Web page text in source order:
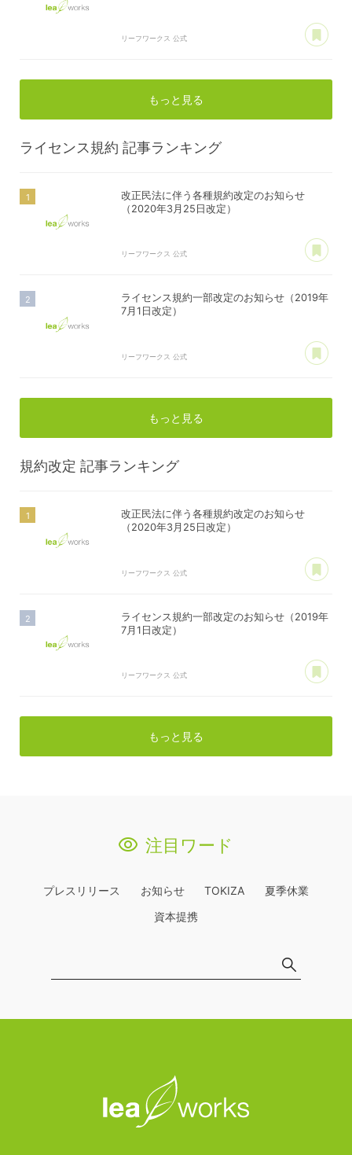
リーフワークス 公式
もっと見る
ライセンス規約 記事ランキング
改正民法に伴う各種規約改定のお知らせ
（2020年3月25日改定）
リーフワークス 公式
ライセンス規約一部改定のお知らせ（2019年
7月1日改定）
リーフワークス 公式
もっと見る
規約改定 記事ランキング
改正民法に伴う各種規約改定のお知らせ
（2020年3月25日改定）
リーフワークス 公式
ライセンス規約一部改定のお知らせ（2019年
7月1日改定）
リーフワークス 公式
もっと見る
注目ワード
プレスリリース お知らせ TOKIZA
夏季休業
資本提携